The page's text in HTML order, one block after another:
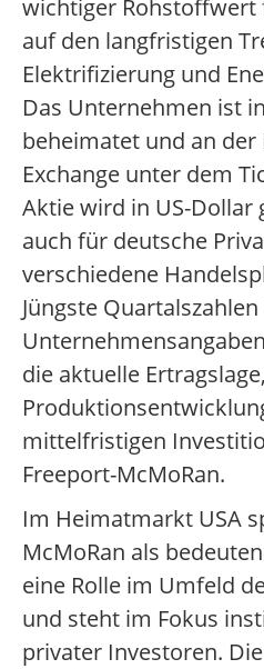
wichtiger Rohstoffwert
auf den langfristigen
Elektrifizierung und
Das Unternehmen ist
beheimatet und an der
Exchange unter dem
Aktie wird in US-Dollar
auch für deutsche
verschiedene
Jüngste
die aktuelle
mittelfristigen
Freeport-McMoRan.
Im Heimatmarkt USA
McMoRan als
eine Rolle im Umfeld
und steht im Fokus
privater Investoren.